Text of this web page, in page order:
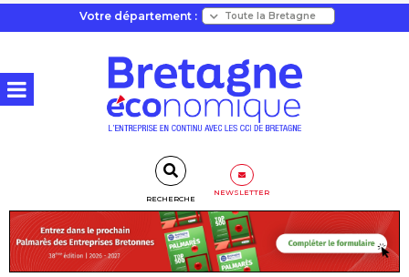
Votre département :
RECHERCHE
NEWSLETTER